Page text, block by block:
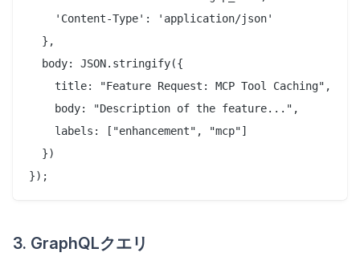
    'Content-Type': 'application/json'
  },
  body: JSON.stringify({
    title: "Feature Request: MCP Tool Caching",
    body: "Description of the feature...",
    labels: ["enhancement", "mcp"]
  })
3. GraphQLクエリ